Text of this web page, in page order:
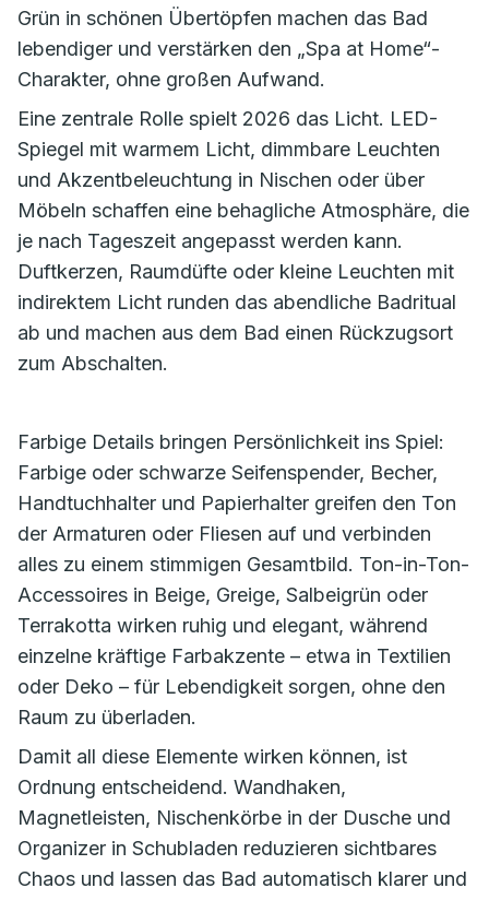
Grün in schönen Übertöpfen machen das Bad
lebendiger und verstärken den „Spa at Home“-
Charakter, ohne großen Aufwand.
Eine zentrale Rolle spielt 2026 das Licht. LED-
Spiegel mit warmem Licht, dimmbare Leuchten
und Akzentbeleuchtung in Nischen oder über
Möbeln schaffen eine behagliche Atmosphäre, die
je nach Tageszeit angepasst werden kann.
Duftkerzen, Raumdüfte oder kleine Leuchten mit
indirektem Licht runden das abendliche Badritual
ab und machen aus dem Bad einen Rückzugsort
zum Abschalten.
Farbige Details bringen Persönlichkeit ins Spiel:
Farbige oder schwarze Seifenspender, Becher,
Handtuchhalter und Papierhalter greifen den Ton
der Armaturen oder Fliesen auf und verbinden
alles zu einem stimmigen Gesamtbild. Ton-in-Ton-
Accessoires in Beige, Greige, Salbeigrün oder
Terrakotta wirken ruhig und elegant, während
einzelne kräftige Farbakzente – etwa in Textilien
oder Deko – für Lebendigkeit sorgen, ohne den
Raum zu überladen.
Damit all diese Elemente wirken können, ist
Ordnung entscheidend. Wandhaken,
Magnetleisten, Nischenkörbe in der Dusche und
Organizer in Schubladen reduzieren sichtbares
Chaos und lassen das Bad automatisch klarer und